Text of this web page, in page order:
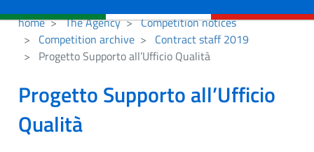
home The Agency
Competition notices
Competition archive
Contract staff 2019
Progetto Supporto all’Ufficio Qualità
Progetto Supporto all’Ufficio
Qualità